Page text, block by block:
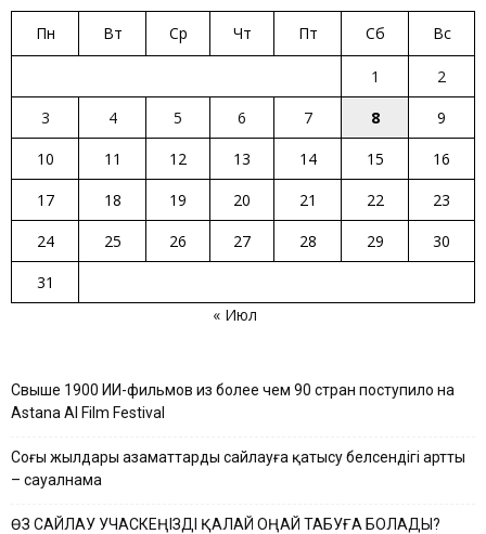
Пн Вт Ср Чт Пт Сб Вс
1
2
3
4 5 6 7 8
9
10
11 12 13 14 15
16
17
18 19 20 21 22
23
24
25 26 27 28 29
30
31
« Июл
Свыше 1900 ИИ-фильмов из более чем 90 стран поступило на
Astana AI Film Festival
Соңғы жылдары азаматтардың сайлауға қатысу белсендігі артты
– сауалнама
ӨЗ САЙЛАУ УЧАСКЕҢІЗДІ ҚАЛАЙ ОҢАЙ ТАБУҒА БОЛАДЫ?